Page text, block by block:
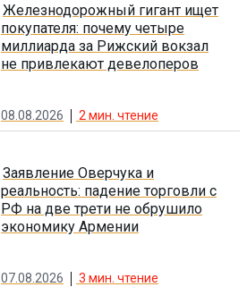
Железнодорожный гигант ищет
покупателя: почему четыре
миллиарда за Рижский вокзал
не привлекают девелоперов
08.08.2026 2 мин. чтение
Заявление Оверчука и
реальность: падение торговли с
РФ на две трети не обрушило
экономику Армении
07.08.2026 3 мин. чтение